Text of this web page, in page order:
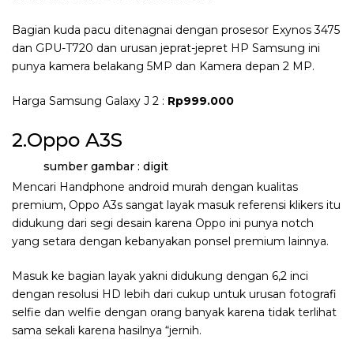
Bagian kuda pacu ditenagnai dengan prosesor Exynos 3475
dan GPU-T720 dan urusan jeprat-jepret HP Samsung ini
punya kamera belakang 5MP dan Kamera depan 2 MP.
Harga Samsung Galaxy J 2 : Rp999.000
2.Oppo A3S
sumber gambar : digit
Mencari Handphone android murah dengan kualitas
premium, Oppo A3s sangat layak masuk referensi klikers itu
didukung dari segi desain karena Oppo ini punya notch
yang setara dengan kebanyakan ponsel premium lainnya.
Masuk ke bagian layak yakni didukung dengan 6,2 inci
dengan resolusi HD lebih dari cukup untuk urusan fotografi
selfie dan welfie dengan orang banyak karena tidak terlihat
sama sekali karena hasilnya “jernih.